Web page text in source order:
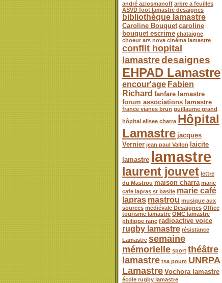
andré aziosmanoff arbre a feuilles
ASVD foot lamastre desaignes
bibliothèque lamastre
Caroline Bouquet caroline
bouquet escrime chataigne
choeur ars nova cinéma lamastre
conflit hopital
lamastredesaignes
EHPAD Lamastre
encour'age Fabien
Richard fanfare lamastre
forum associations lamastre
france vianes brun guillaume grand
hôpital elisee charra Hôpital
Lamastre jacques
Vernier jean paul Vallon
laicite
lamastre lamastre
laurent jouvet lettre
du Mastrou maison charra marie
cafe lapras st basile marie café
lapras mastrou musique aux
sources médiévale Desaignes Office
tourisme lamastre OMC lamastre
philippe ranc radioactive voice
rugby lamastre résistance
Lamastre semaine
mémorielle sport théâtre
lamastre tsa poum UNRPA
Lamastre Vochora lamastre
école rugby lamastre